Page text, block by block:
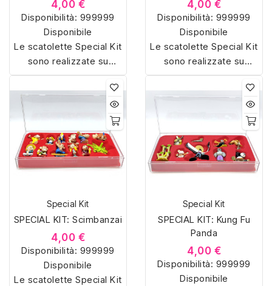
4,00 €
Disponibilità: 999999
Disponibile
Le scatolette Special Kit
sono realizzate su
misura con materiali di
alta qualità, hanno un
interno sagomato in
vellutino rosso e offrono
soluzioni eleganti e
pratiche per organizzare
e mostrare la tua
4,00 €
Disponibilità: 999999
Disponibile
Le scatolette Special Kit
sono realizzate su
misura con materiali di
alta qualità, hanno un
interno sagomato in
vellutino rosso e offrono
soluzioni eleganti e
pratiche per organizzare
e mostrare la tua
collezione di sorpresine.
Special Kit
SPECIAL KIT: Scimbanzai
4,00 €
Disponibilità: 999999
Disponibile
Le scatolette Special Kit
Special Kit
SPECIAL KIT: Kung Fu
Panda
4,00 €
Disponibilità: 999999
Disponibile